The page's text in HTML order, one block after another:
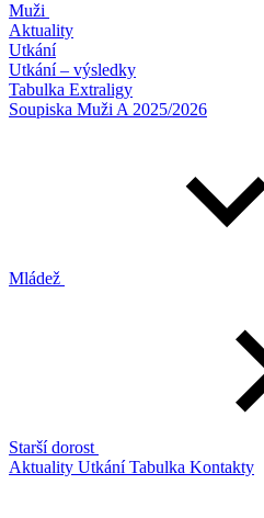
Muži
Aktuality
Utkání
Utkání – výsledky
Tabulka Extraligy
Soupiska Muži A 2025/2026
Mládež
Starší dorost
Aktuality UtkáníTabulka Kontakty